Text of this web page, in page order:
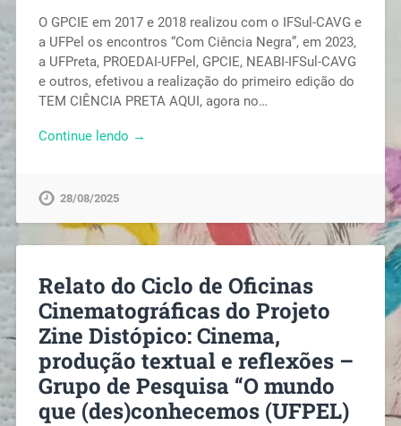
O GPCIE em 2017 e 2018 realizou com o IFSul-CAVG e
a UFPel os encontros “Com Ciência Negra”, em 2023,
a UFPreta, PROEDAI-UFPel, GPCIE, NEABI-IFSul-CAVG
e outros, efetivou a realização do primeiro edição do
TEM CIÊNCIA PRETA AQUI, agora no…
Continue lendo →
28/08/2025
Relato do Ciclo de Oficinas
Cinematográficas do Projeto
Zine Distópico: Cinema,
produção textual e reflexões –
Grupo de Pesquisa “O mundo
que (des)conhecemos (UFPEL)